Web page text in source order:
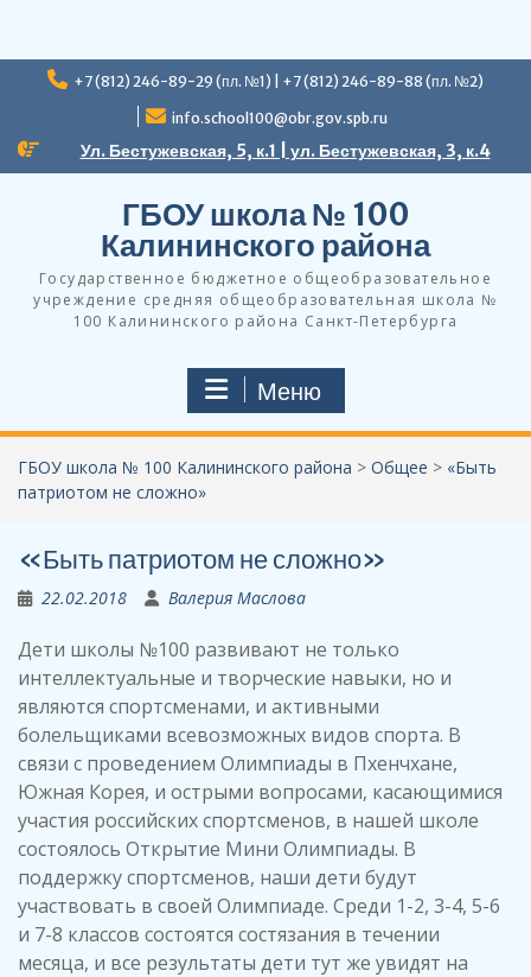
Перейти
+7 (812) 246-89-29 (пл. №1) | +7 (812) 246-89-88 (пл. №2)
info.school100@obr.gov.spb.ru
Ул. Бестужевская, 5, к.1 | ул. Бестужевская, 3, к.4
ГБОУ школа № 100
Калининского района
Государственное бюджетное общеобразовательное
учреждение средняя общеобразовательная школа №
100 Калининского района Санкт-Петербурга
Меню
ГБОУ школа № 100 Калининского района > Общее > «Быть
патриотом не сложно»
«Быть патриотом не сложно»
22.02.2018 Валерия Маслова
Дети школы №100 развивают не только
интеллектуальные и творческие навыки, но и
являются спортсменами, и активными
болельщиками всевозможных видов спорта. В
связи с проведением Олимпиады в Пхенчхане,
Южная Корея, и острыми вопросами, касающимися
участия российских спортсменов, в нашей школе
состоялось Открытие Мини Олимпиады. В
поддержку спортсменов, наши дети будут
участвовать в своей Олимпиаде. Среди 1-2, 3-4, 5-6
и 7-8 классов состоятся состязания в течении
месяца, и все результаты дети тут же увидят на